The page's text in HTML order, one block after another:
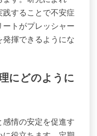
軽減できます。こ
ーマンスシナリオ
を可能にし、自信
せます。ガイド付
思考を減少させ、
す。研究によれ
することで不安症
揮できるようにな